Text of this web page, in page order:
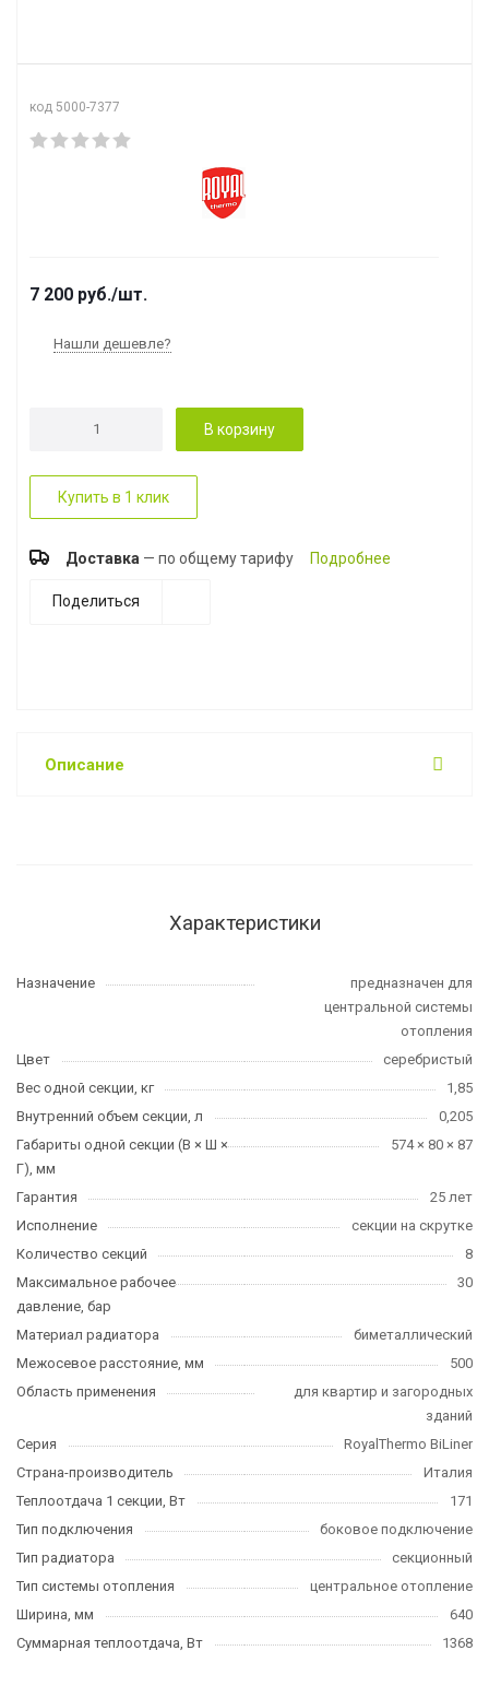
код 5000-7377
7 200 руб./шт.
Нашли дешевле?
В корзину
Купить в 1 клик
Доставка — по общему тарифу Подробнее
Поделиться
Описание
Характеристики
Назначение
предназначен для
центральной системы
отопления
Цвет
серебристый
Вес одной секции, кг
1,85
Внутренний объем секции, л
0,205
Габариты одной секции (В × Ш ×
Г), мм
574 × 80 × 87
Гарантия
25 лет
Исполнение
секции на скрутке
Количество секций
8
Максимальное рабочее
давление, бар
30
Материал радиатора
биметаллический
Межосевое расстояние, мм
500
Область применения
для квартир и загородных
зданий
Серия
RoyalThermo BiLiner
Страна-производитель
Италия
Теплоотдача 1 секции, Вт
171
Тип подключения
боковое подключение
Тип радиатора
секционный
Тип системы отопления
центральное отопление
Ширина, мм
640
Суммарная теплоотдача, Вт
1368